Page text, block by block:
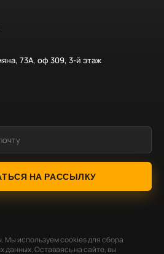
73А, оф 309, 3-й этаж
НА РАССЫЛКУ
Мы используем cookies для сбора
данных. Оставаясь на сайте, вы